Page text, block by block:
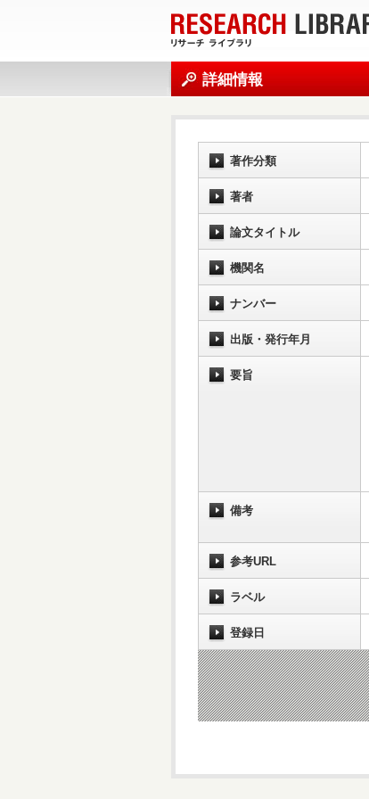
詳細情報
著作分類
著者
論文タイトル
機関名
ナンバー
出版・発行年月
要旨
備考
参考URL
ラベル
登録日